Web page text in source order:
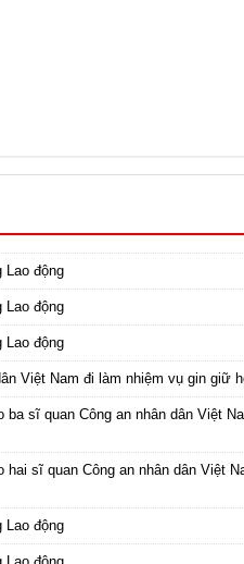
động
động
động
Việt Nam đi làm nhiệm vụ gin giữ
sĩ quan Công an nhân dân Việt
sĩ quan Công an nhân dân Việt
động